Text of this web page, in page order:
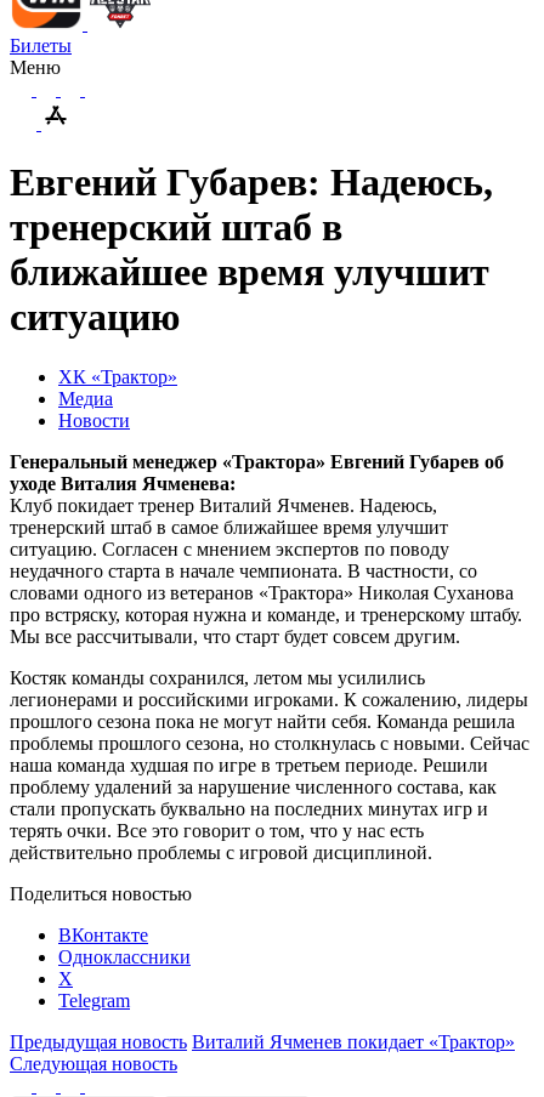
Билеты
Меню
Евгений Губарев: Надеюсь,
тренерский штаб в
ближайшее время улучшит
ситуацию
ХК «Трактор»
Медиа
Новости
Генеральный менеджер «Трактора» Евгений Губарев об
уходе Виталия Ячменева:
Клуб покидает тренер Виталий Ячменев. Надеюсь,
тренерский штаб в самое ближайшее время улучшит
ситуацию. Согласен с мнением экспертов по поводу
неудачного старта в начале чемпионата. В частности, со
словами одного из ветеранов «Трактора» Николая Суханова
про встряску, которая нужна и команде, и тренерскому штабу.
Мы все рассчитывали, что старт будет совсем другим.
Костяк команды сохранился, летом мы усилились
легионерами и российскими игроками. К сожалению, лидеры
прошлого сезона пока не могут найти себя. Команда решила
проблемы прошлого сезона, но столкнулась с новыми. Сейчас
наша команда худшая по игре в третьем периоде. Решили
проблему удалений за нарушение численного состава, как
стали пропускать буквально на последних минутах игр и
терять очки. Все это говорит о том, что у нас есть
действительно проблемы с игровой дисциплиной.
Поделиться новостью
ВКонтакте
Одноклассники
X
Telegram
Предыдущая новость Виталий Ячменев покидает «Трактор»
Следующая новость